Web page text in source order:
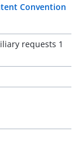
Convention
requests 1